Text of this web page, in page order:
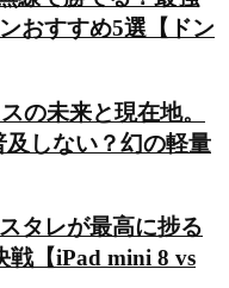
おすすめ5選【ドン
の未来と現在地。
及しない？幻の軽量
タレが最高に捗る
戦【iPad mini 8 vs